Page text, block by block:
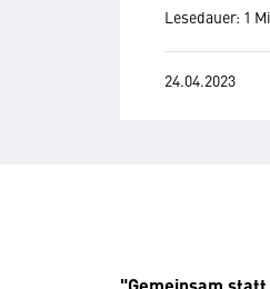
Lesedauer: 1
24.04.2023